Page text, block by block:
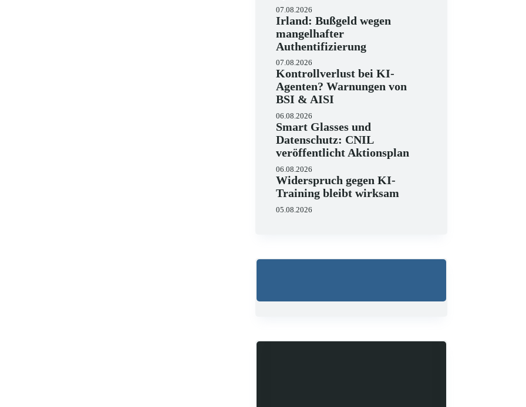
07.08.2026
Irland: Bußgeld wegen
mangelhafter
Authentifizierung
07.08.2026
Kontrollverlust bei KI-
Agenten? Warnungen von
BSI & AISI
06.08.2026
Smart Glasses und
Datenschutz: CNIL
veröffentlicht Aktionsplan
06.08.2026
Widerspruch gegen KI-
Training bleibt wirksam
05.08.2026